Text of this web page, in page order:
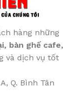
hàng những
, bàn ghế cafe,
và dịch vụ tốt
Q. Bình Tân